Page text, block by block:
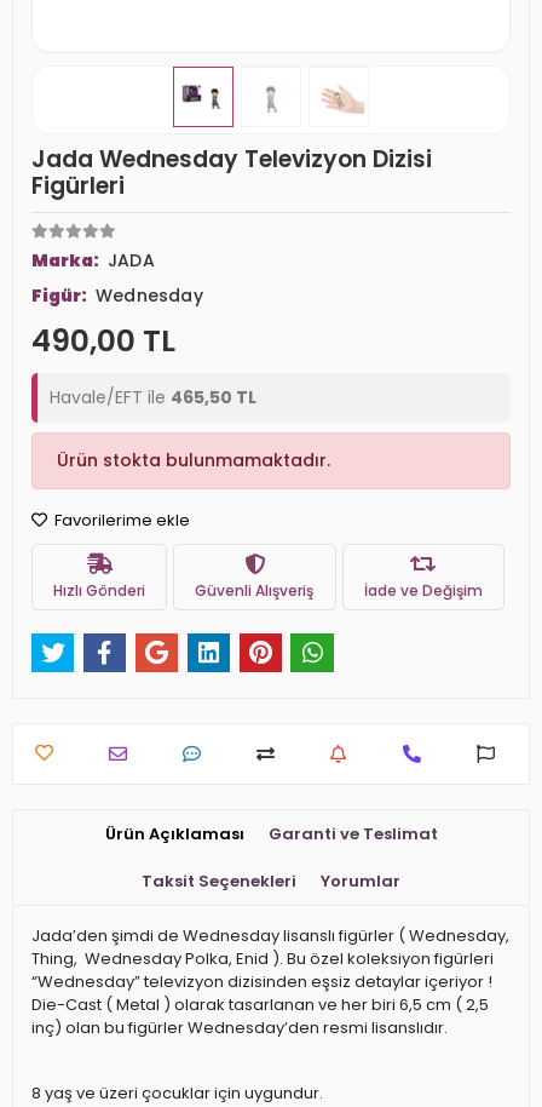
Jada Wednesday Televizyon Dizisi
Figürleri
Marka: JADA
Figür: Wednesday
490,00 TL
Havale/EFT ile 465,50 TL
Ürün stokta bulunmamaktadır.
Favorilerime ekle
Hızlı Gönderi Güvenli Alışveriş İade ve Değişim
Ürün Açıklaması Garanti ve Teslimat
Taksit Seçenekleri Yorumlar
Jada’den şimdi de Wednesday lisanslı figürler ( Wednesday,
Thing, Wednesday Polka, Enid ). Bu özel koleksiyon figürleri
“Wednesday” televizyon dizisinden eşsiz detaylar içeriyor !
Die-Cast ( Metal ) olarak tasarlanan ve her biri 6,5 cm ( 2,5
inç) olan bu figürler Wednesday’den resmi lisanslıdır.
8 yaş ve üzeri çocuklar için uygundur.